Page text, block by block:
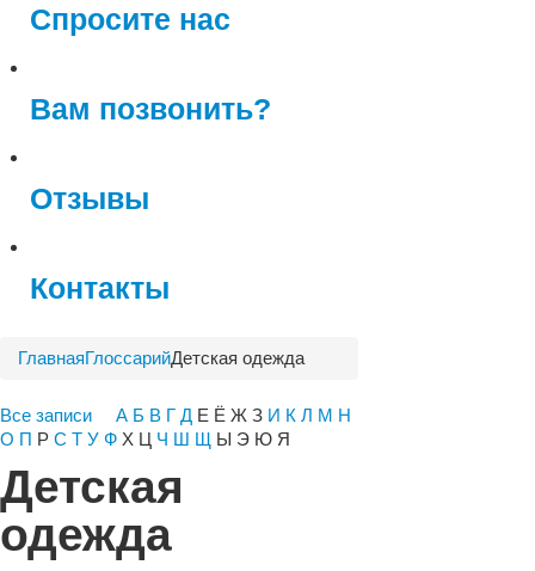
Спросите нас
Вам позвонить?
Отзывы
Контакты
ГлавнаяГлоссарийДетская одежда
Все записи А Б В Г Д Е Ё Ж З И К Л М Н
О П Р С Т У Ф Х Ц Ч Ш Щ Ы Э Ю Я
Детская
одежда